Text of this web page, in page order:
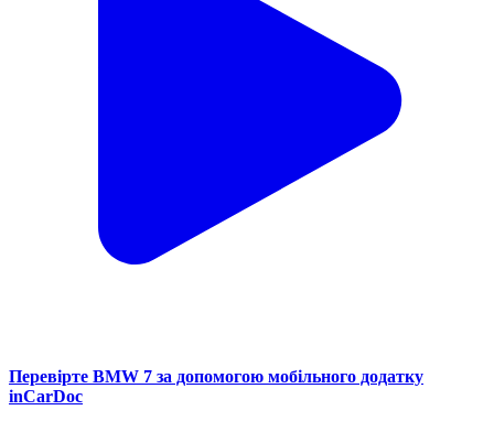
Перевірте BMW 7 за допомогою мобільного додатку
inCarDoc